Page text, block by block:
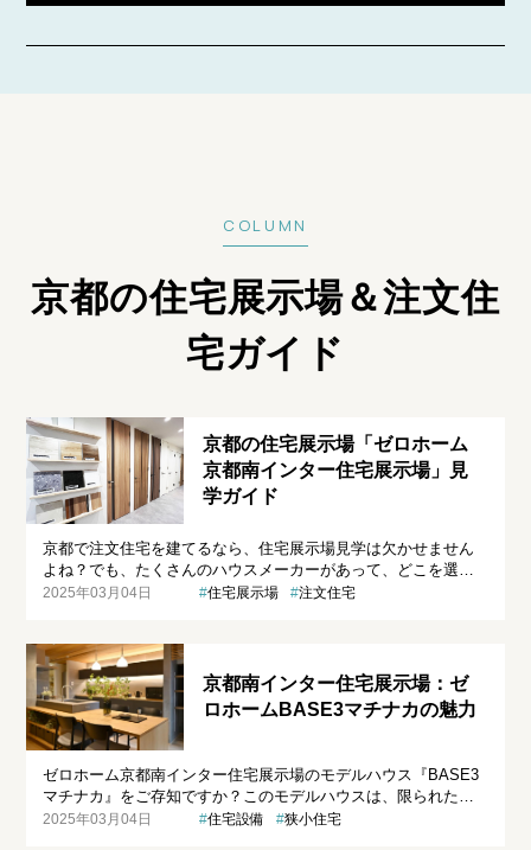
COLUMN
京都の住宅展示場＆注文住
宅ガイド
京都の住宅展示場「ゼロホーム
京都南インター住宅展示場」見
学ガイド
京都で注文住宅を建てるなら、住宅展示場見学は欠かせません
よね？でも、たくさんのハウスメーカーがあって、どこを選べ
ばいいのか迷ってしまう…そんなあなたのために、ゼロホーム
いのか、理想の注文住宅を手に入れるための第一歩を踏み出せ
ますよ！
2025年03月04日 住宅展示場 注文住宅
京都南インター住宅展示場：ゼ
ロホームBASE3マチナカの魅力
ゼロホーム京都南インター住宅展示場のモデルハウス『BASE3
マチナカ』をご存知ですか？このモデルハウスは、限られた土
地でも快適な暮らしを実現できる、まちなかでの高性能住宅を
2025年03月04日 住宅設備 狭小住宅